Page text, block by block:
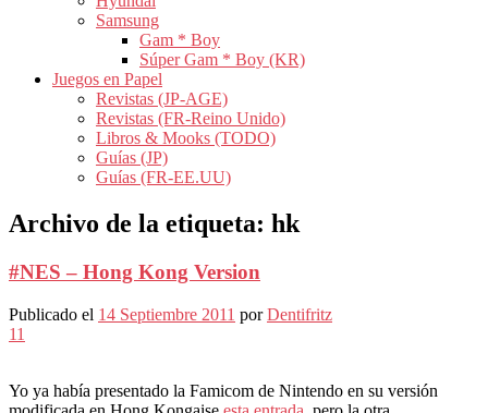
Samsung
Gam * Boy
Súper Gam * Boy (KR)
Juegos en Papel
Revistas (JP-AGE)
Revistas (FR-Reino Unido)
Libros & Mooks (TODO)
Guías (JP)
Guías (FR-EE.UU)
Archivo de la etiqueta: hk
#NES – Hong Kong Version
Publicado el 14 Septiembre 2011 porDentifritz
11
Yo ya había presentado la Famicom de Nintendo en su versión